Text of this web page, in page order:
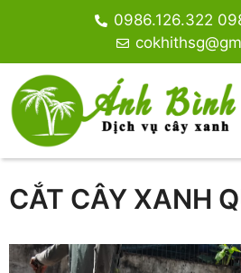
0986.126.322
CẮT CÂY XANH